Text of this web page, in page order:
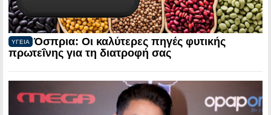
ΥΓΕΙΑ
Όσπρια: Οι καλύτερες πηγές φυτικής
πρωτεΐνης για τη διατροφή σας